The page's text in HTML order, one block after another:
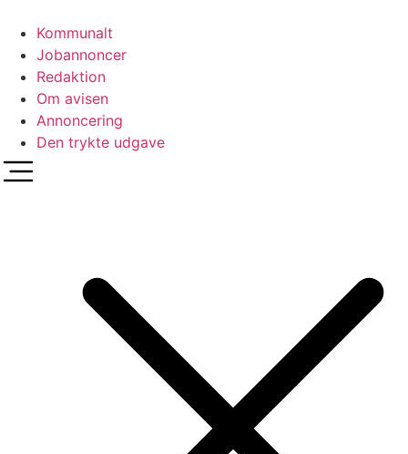
indhold
Kommunalt
Jobannoncer
Redaktion
Om avisen
Annoncering
Den trykte udgave